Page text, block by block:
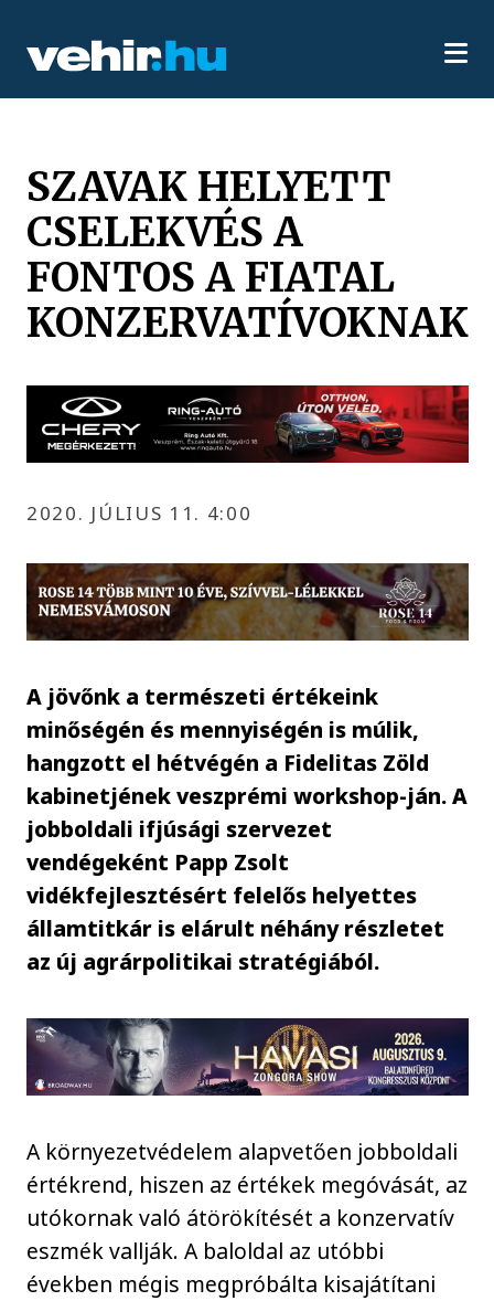
SZAVAK HELYETT
CSELEKVÉS A
FONTOS A FIATAL
KONZERVATÍVOKNAK
2020. JÚLIUS 11. 4:00
A jövőnk a természeti értékeink
minőségén és mennyiségén is múlik,
hangzott el hétvégén a Fidelitas Zöld
kabinetjének veszprémi workshop-ján. A
jobboldali ifjúsági szervezet
vendégeként Papp Zsolt
vidékfejlesztésért felelős helyettes
államtitkár is elárult néhány részletet
az új agrárpolitikai stratégiából.
A környezetvédelem alapvetően jobboldali
értékrend, hiszen az értékek megóvását, az
utókornak való átörökítését a konzervatív
eszmék vallják. A baloldal az utóbbi
években mégis megpróbálta kisajátítani